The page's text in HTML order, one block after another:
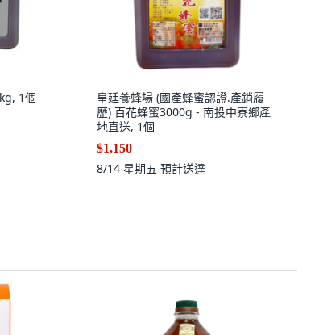
1個
皇廷養蜂場 (國產蜂蜜認證.產銷履
歷) 百花蜂蜜3000g - 南投中寮鄉產
地直送, 1個
$1,150
8/14 星期五 預計送達